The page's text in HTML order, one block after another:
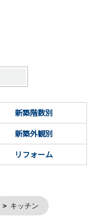
新築階数別
新築外観別
リフォーム
キッチン